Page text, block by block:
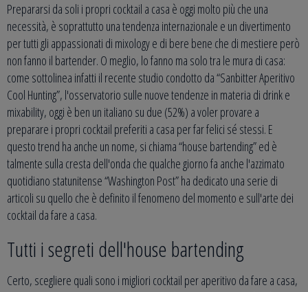
Prepararsi da soli i propri cocktail a casa è oggi molto più che una
necessità, è soprattutto una tendenza internazionale e un divertimento
per tutti gli appassionati di mixology e di bere bene che di mestiere però
non fanno il bartender. O meglio, lo fanno ma solo tra le mura di casa:
come sottolinea infatti il recente studio condotto da “Sanbitter Aperitivo
Cool Hunting”, l'osservatorio sulle nuove tendenze in materia di drink e
mixability, oggi è ben un italiano su due (52%) a voler provare a
preparare i propri cocktail preferiti a casa per far felici sé stessi. E
questo trend ha anche un nome, si chiama “house bartending” ed è
talmente sulla cresta dell'onda che qualche giorno fa anche l'azzimato
quotidiano statunitense “Washington Post” ha dedicato una serie di
articoli su quello che è definito il fenomeno del momento e sull'arte dei
cocktail da fare a casa.
Tutti i segreti dell'house bartending
Certo, scegliere quali sono i migliori cocktail per aperitivo da fare a casa,